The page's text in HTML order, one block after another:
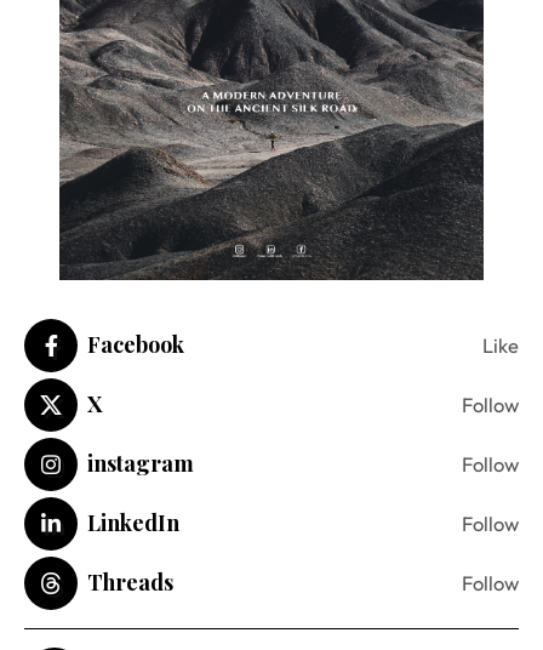
Facebook Like
X Follow
instagram Follow
LinkedIn Follow
Threads Follow